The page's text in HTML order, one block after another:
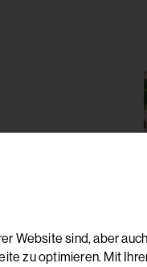
Website sind, aber
zu optimieren. Mit